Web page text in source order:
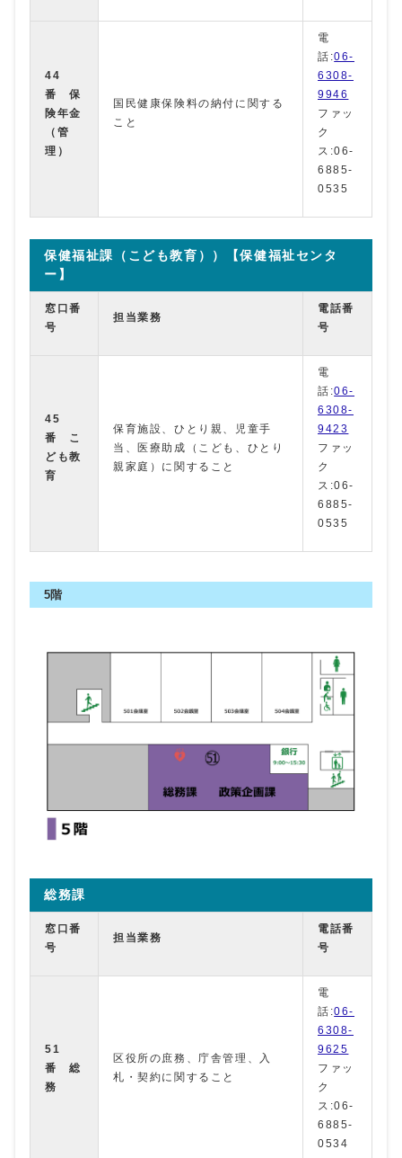
44
番 保
険年金
（管
理）
国民健康保険料の納付に関する
こと
電
話:06-
6308-
9946
ファッ
ク
ス:06-
6885-
0535
保健福祉課（こども教育））【保健福祉センタ
ー】
窓口番
号
担当業務
電話番
号
45
番 こ
ども教
育
保育施設、ひとり親、児童手
当、医療助成（こども、ひとり
親家庭）に関すること
電
話:06-
6308-
9423
ファッ
ク
ス:06-
6885-
0535
5階
総務課
窓口番
号
担当業務
電話番
号
51
番 総
務
区役所の庶務、庁舎管理、入
札・契約に関すること
電
話:06-
6308-
9625
ファッ
ク
ス:06-
6885-
0534